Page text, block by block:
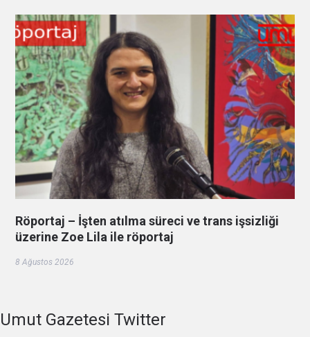
Röportaj – İşten atılma süreci ve trans işsizliği
üzerine Zoe Lila ile röportaj
8 Ağustos 2026
Umut Gazetesi Twitter